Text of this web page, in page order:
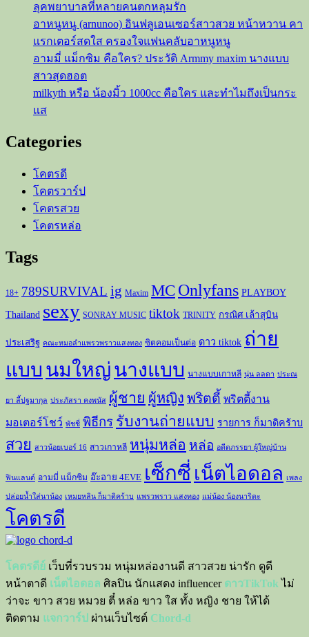
ลุคพยาบาลที่หลายคนตกหลุมรัก
อาหนูหนู (arnunoo) อินฟลูเอนเซอร์สาวสวย หน้าหวาน คา
แรกเตอร์สดใส ครองใจแฟนคลับอาหนูหนู
อามมี่ แม็กซิม คือใคร? ประวัติ Armmy maxim นางแบบ
สาวสุดฮอต
milkyth หรือ น้องมิ้ว 1000cc คือใคร และทำไมถึงเป็นกระ
แส
Categories
โคตรดี
โคตรวาร์ป
โคตรสวย
โคตรหล่อ
Tags
18+ 789SURVIVAL ig Maxim MC Onlyfans PLAYBOY
Thailand sexy SONRAY MUSIC tiktok TRINITY กรณิศ เล้าสุบิน
ประเสริฐ คณะหมอลำแพรวพราวแสงทอง ซิตคอมเป็นต่อ ดาว tiktok ถ่าย
แบบ นมใหญ่นางแบบ นางแบบเกาหลี นุ่น ลลดา ประณ
ยา ลี้ปฐมากุล ประภัสรา คงพนัส ผู้ชาย ผู้หญิง พริตตี้ พริตตี้งาน
มอเตอร์โชว์ พัชชี่ พิธีกร รับงานถ่ายแบบ รายการ ก็มาดิคร้าบ
สวย สาวน้อยเบอร์ 16 สาวเกาหลี หนุ่มหล่อ หล่อ อดีตภรรยา ผู้ใหญ่บ้าน
ฟินแลนด์ อามมี่ แม็กซิม อ๊ะอาย 4EVE เซ็กซี่ เน็ตไอดอล เพลง
ปล่อยน้ำใส่นาน้อง เหมยหลิน ก็มาดิคร้าบ แพรวพราว แสงทอง แม่น้อง น้องนาริตะ
โคตรดี
โคตรดีย์ เว็บที่รวบรวม หนุ่มหล่องานดี สาวสวย น่ารัก ดูดี
หน้าตาดี เน็ตไอดอล ศิลปิน นักแสดง influencer ดาวTikTok ไม่
ว่าจะ ขาว สวย หมวย ตี๋ หล่อ ขาว ใส ทั้ง หญิง ชาย ให้ได้
ติดตาม แจกวาร์ป ผ่านเว็บไซต์ Chord-d